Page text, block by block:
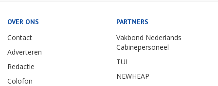
OVER ONS
Contact
Adverteren
Redactie
Colofon
PARTNERS
Vakbond Nederlands
Cabinepersoneel
TUI
NEWHEAP